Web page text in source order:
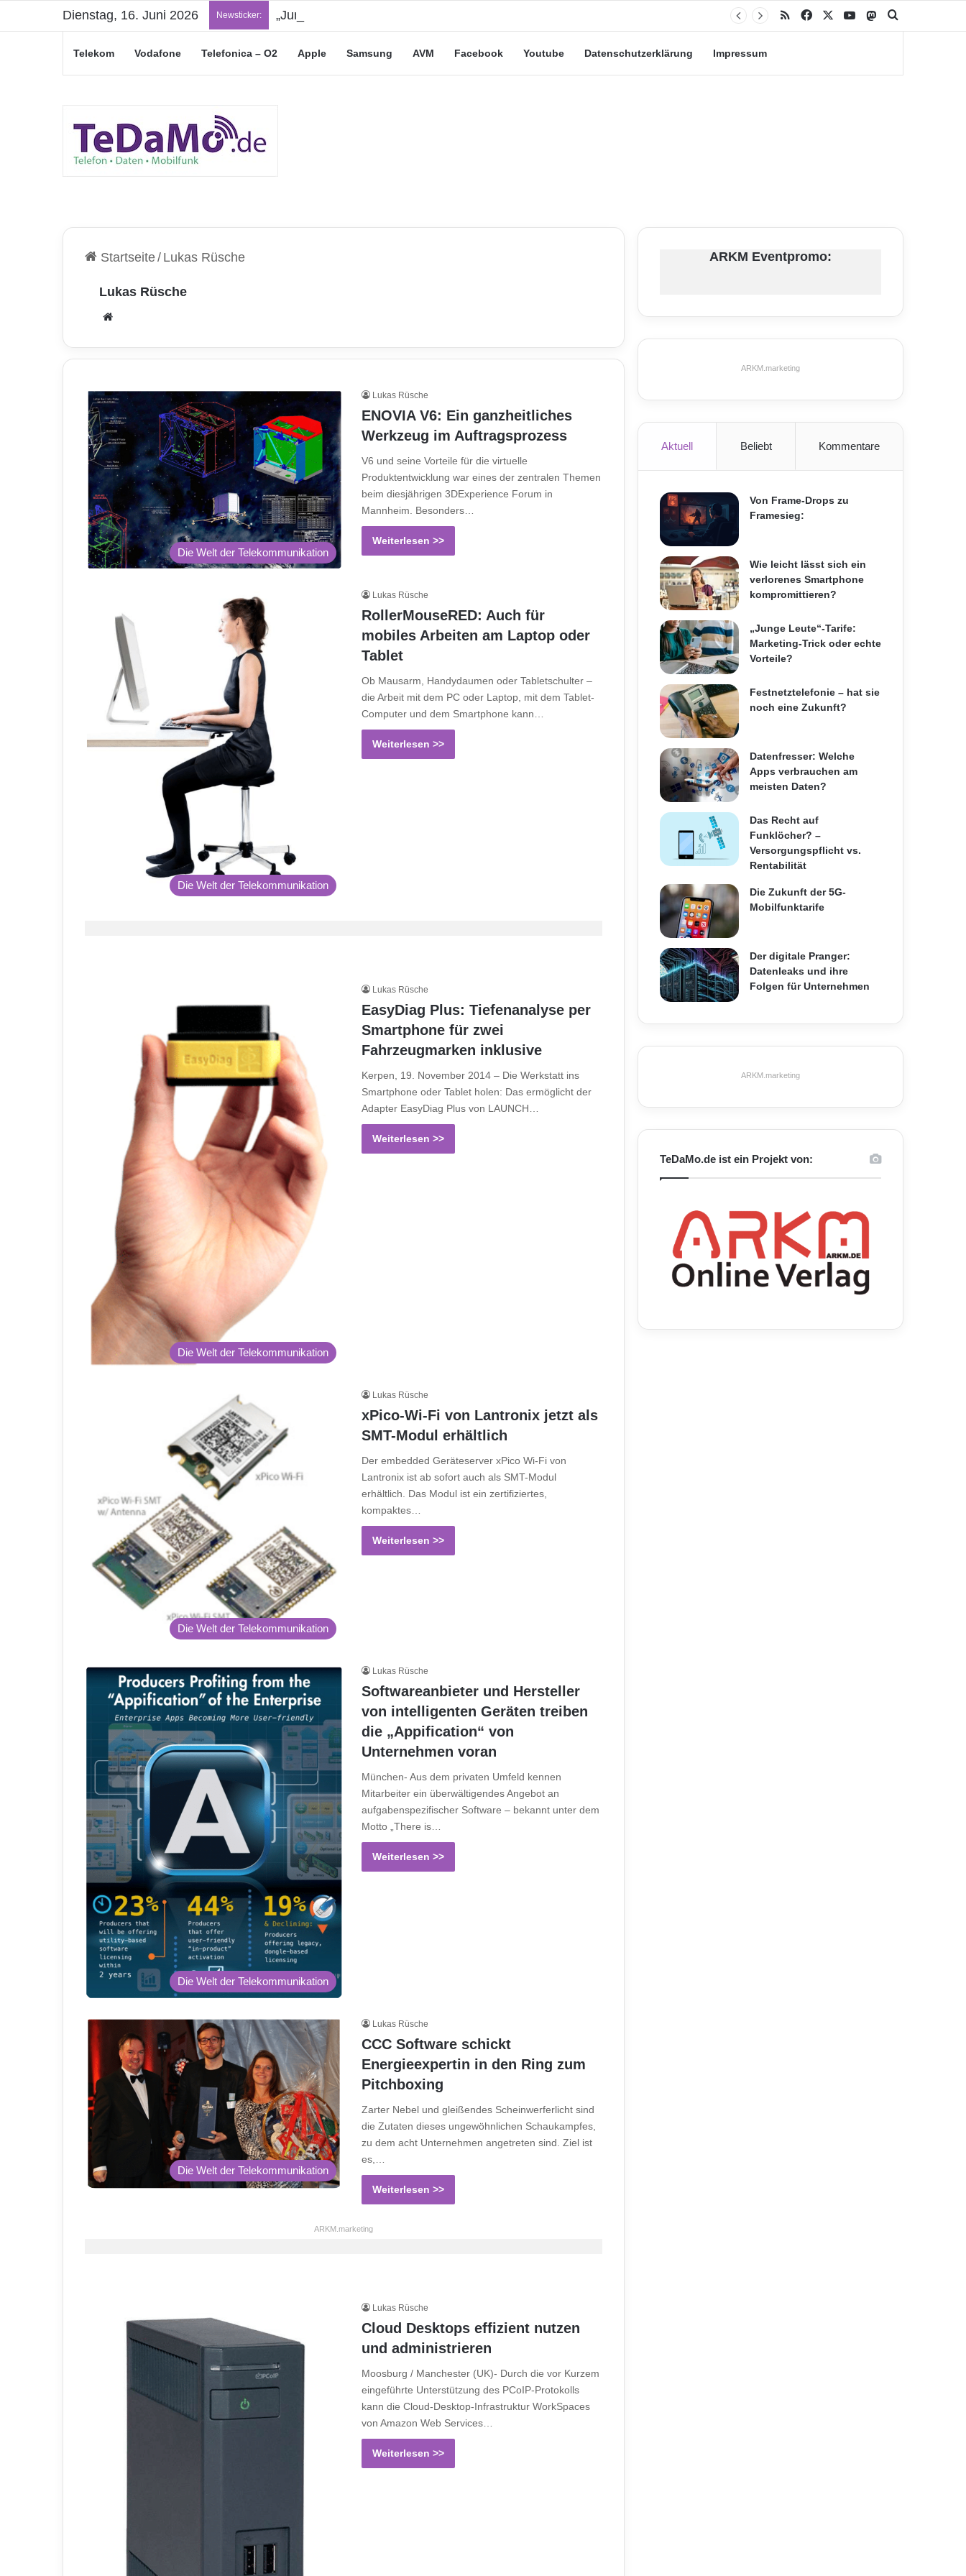
Dienstag, 16. Juni 2026 Newsticker: „Junge Leute“-Tarife: Marketing-Trick oder echte Vorteile? RSS Facebook YouTubeMastodon
Telekom Vodafone Telefonica – O2 Apple Samsung AVM Facebook Youtube Datenschutzerklärung Impressum
Startseite/ Lukas Rüsche
Lukas Rüsche
ite
Die Welt der Telekommunikation
Lukas Rüsche
ENOVIA V6: Ein ganzheitliches
Werkzeug im Auftragsprozess
V6 und seine Vorteile für die virtuelle
Produktentwicklung war eines der zentralen Themen
beim diesjährigen 3DExperience Forum in
Mannheim. Besonders…
Weiterlesen >>
Die Welt der Telekommunikation
Lukas Rüsche
RollerMouseRED: Auch für
mobiles Arbeiten am Laptop oder
Tablet
Ob Mausarm, Handydaumen oder Tabletschulter –
die Arbeit mit dem PC oder Laptop, mit dem Tablet-
Computer und dem Smartphone kann…
Weiterlesen >>
Die Welt der Telekommunikation
Lukas Rüsche
EasyDiag Plus: Tiefenanalyse per
Smartphone für zwei
Fahrzeugmarken inklusive
Kerpen, 19. November 2014 – Die Werkstatt ins
Smartphone oder Tablet holen: Das ermöglicht der
Adapter EasyDiag Plus von LAUNCH…
Weiterlesen >>
Die Welt der Telekommunikation
Lukas Rüsche
xPico-Wi-Fi von Lantronix jetzt als
SMT-Modul erhältlich
Der embedded Geräteserver xPico Wi-Fi von
Lantronix ist ab sofort auch als SMT-Modul
erhältlich. Das Modul ist ein zertifiziertes,
kompaktes…
Weiterlesen >>
Die Welt der Telekommunikation
Lukas Rüsche
Softwareanbieter und Hersteller
von intelligenten Geräten treiben
die „Appification“ von
Unternehmen voran
München- Aus dem privaten Umfeld kennen
Mitarbeiter ein überwältigendes Angebot an
aufgabenspezifischer Software – bekannt unter dem
Motto „There is…
Weiterlesen >>
Die Welt der Telekommunikation
Lukas Rüsche
CCC Software schickt
Energieexpertin in den Ring zum
Pitchboxing
Zarter Nebel und gleißendes Scheinwerferlicht sind
die Zutaten dieses ungewöhnlichen Schaukampfes,
zu dem acht Unternehmen angetreten sind. Ziel ist
es,…
Weiterlesen >>
ARKM.marketing
Lukas Rüsche
Cloud Desktops effizient nutzen
und administrieren
Moosburg / Manchester (UK)- Durch die vor Kurzem
eingeführte Unterstützung des PCoIP-Protokolls
kann die Cloud-Desktop-Infrastruktur WorkSpaces
von Amazon Web Services…
Weiterlesen >>
ARKM Eventpromo:
ARKM.marketing
Aktuell Beliebt Kommentare
Von Frame-Drops zu
Framesieg:
Wie leicht lässt sich ein
verlorenes Smartphone
kompromittieren?
„Junge Leute“-Tarife:
Marketing-Trick oder echte
Vorteile?
Festnetztelefonie – hat sie
noch eine Zukunft?
Datenfresser: Welche
Apps verbrauchen am
meisten Daten?
Das Recht auf
Funklöcher? –
Versorgungspflicht vs.
Rentabilität
Die Zukunft der 5G-
Mobilfunktarife
Der digitale Pranger:
Datenleaks und ihre
Folgen für Unternehmen
ARKM.marketing
TeDaMo.de ist ein Projekt von: